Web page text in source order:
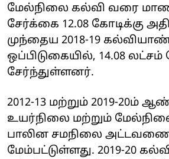
மேல்நிலை கல்வி வரை
சேர்க்கை 12.08 கோடிக்கு
முந்தைய 2018-19
ஒப்பிடுகையில், 14.08
சேர்ந்துள்ளனர்.
2012-13 மற்றும் 2019-20ம்
உயர்நிலை மற்றும்
பாலின சமநிலை
மேம்பட்டுள்ளது. 2019-20